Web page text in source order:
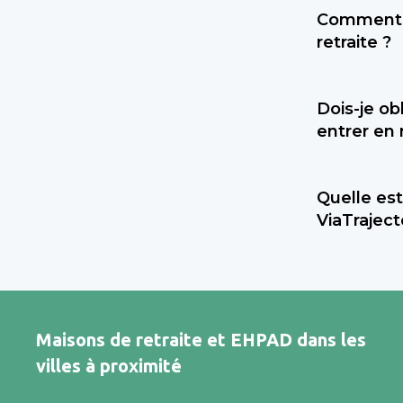
vous
permet
Maladie.
droits et
retraite.
retraite ?
carte
transition
Dois-je
entrer en
Quelle
de
destiné
Maisons de retraite et EHPAD dans les
villes à proximité